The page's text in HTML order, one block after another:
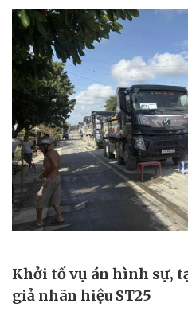
Khởi tố vụ án hình sự,
giả nhãn hiệu ST25